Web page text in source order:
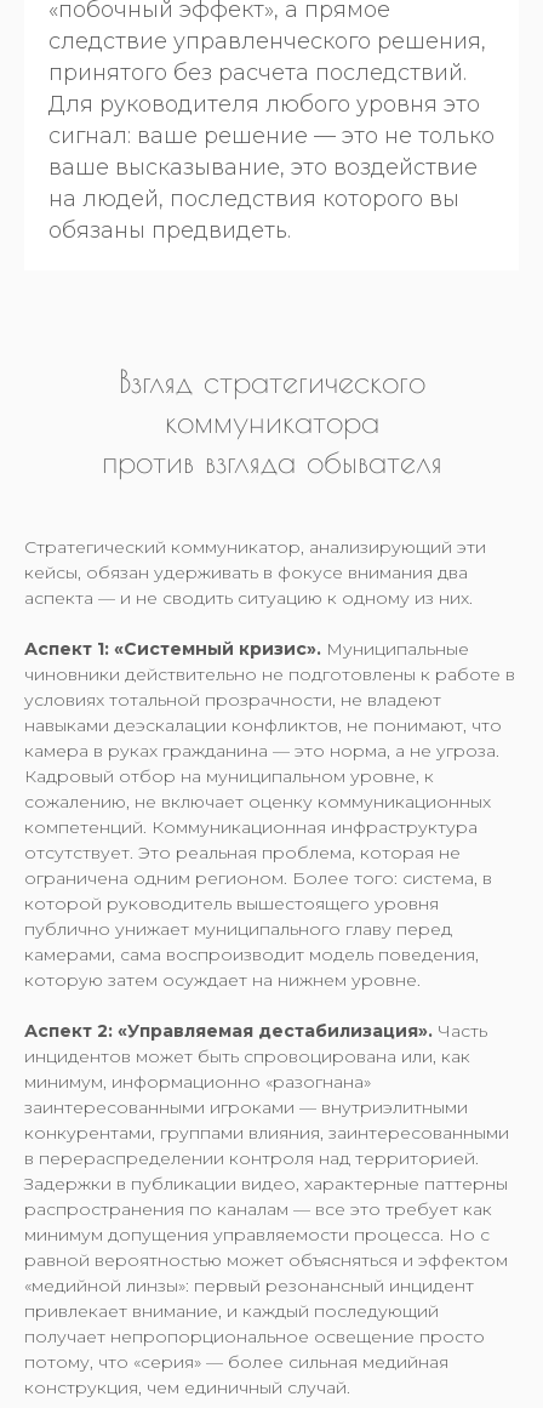
«побочный эффект», а прямое
следствие управленческого решения,
принятого без расчета последствий.
Для руководителя любого уровня это
сигнал: ваше решение — это не только
ваше высказывание, это воздействие
на людей, последствия которого вы
обязаны предвидеть.
Взгляд стратегического
коммуникатора
против взгляда обывателя
Стратегический коммуникатор, анализирующий эти
кейсы, обязан удерживать в фокусе внимания два
аспекта — и не сводить ситуацию к одному из них.
Аспект 1: «Системный кризис». Муниципальные
чиновники действительно не подготовлены к работе в
условиях тотальной прозрачности, не владеют
навыками деэскалации конфликтов, не понимают, что
камера в руках гражданина — это норма, а не угроза.
Кадровый отбор на муниципальном уровне, к
сожалению, не включает оценку коммуникационных
компетенций. Коммуникационная инфраструктура
отсутствует. Это реальная проблема, которая не
ограничена одним регионом. Более того: система, в
которой руководитель вышестоящего уровня
публично унижает муниципального главу перед
камерами, сама воспроизводит модель поведения,
которую затем осуждает на нижнем уровне.
Аспект 2: «Управляемая дестабилизация». Часть
инцидентов может быть спровоцирована или, как
минимум, информационно «разогнана»
заинтересованными игроками — внутриэлитными
конкурентами, группами влияния, заинтересованными
в перераспределении контроля над территорией.
Задержки в публикации видео, характерные паттерны
распространения по каналам — все это требует как
минимум допущения управляемости процесса. Но с
равной вероятностью может объясняться и эффектом
«медийной линзы»: первый резонансный инцидент
привлекает внимание, и каждый последующий
получает непропорциональное освещение просто
потому, что «серия» — более сильная медийная
конструкция, чем единичный случай.